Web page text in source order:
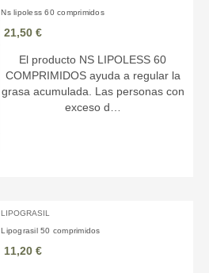
Ns lipoless 60 comprimidos
21,50 €
El producto NS LIPOLESS 60
COMPRIMIDOS ayuda a regular la
grasa acumulada. Las personas con
exceso d…
LIPOGRASIL
Lipograsil 50 comprimidos
11,20 €